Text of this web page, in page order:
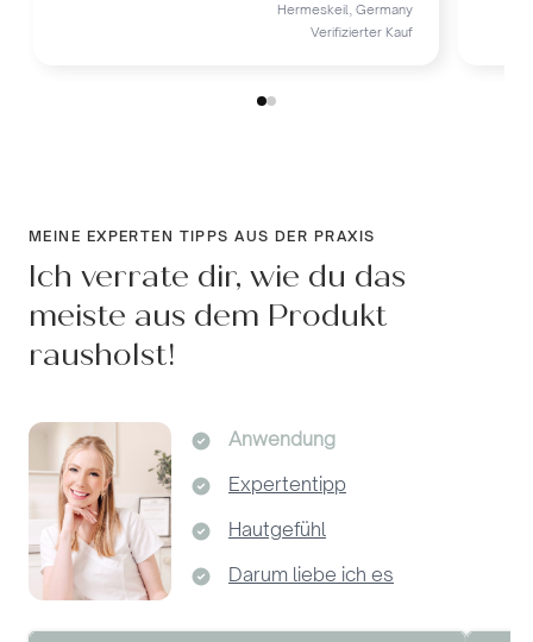
Hermeskeil, Germany
Verifizierter Kauf
MEINE EXPERTEN TIPPS AUS DER PRAXIS
Ich verrate dir, wie du das
meiste aus dem Produkt
rausholst!
Anwendung
Expertentipp
Hautgefühl
Darum liebe ich es